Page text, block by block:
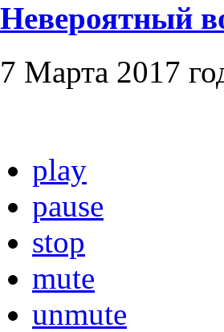
Невероятный
7 Марта 2017
play
pause
stop
mute
unmute